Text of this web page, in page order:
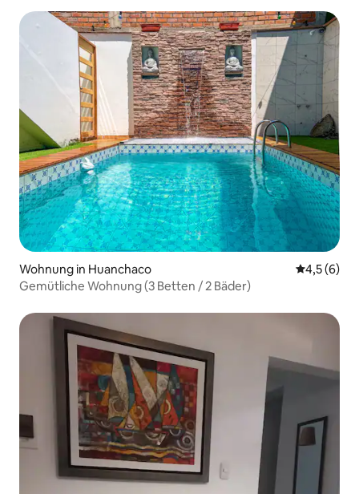
Wohnung in Huanchaco
4,5 (6)
Gemütliche Wohnung (3 Betten / 2 Bäder)